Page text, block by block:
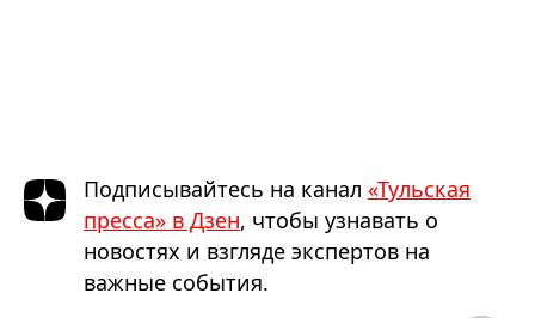
Подписывайтесь на канал «Тульская
пресса» в Дзен, чтобы узнавать о
новостях и взгляде экспертов на
важные события.